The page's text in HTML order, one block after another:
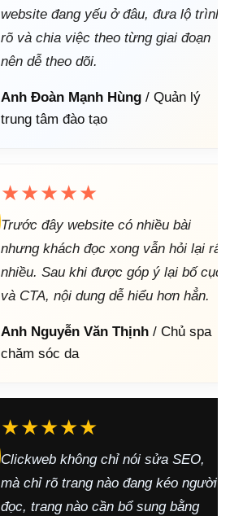
website đang yếu ở đâu, đưa lộ trình
rõ và chia việc theo từng giai đoạn
nên dễ theo dõi.
Anh Đoàn Mạnh Hùng / Quản lý
trung tâm đào tạo
★★★★★
Trước đây website có nhiều bài
nhưng khách đọc xong vẫn hỏi lại rất
nhiều. Sau khi được góp ý lại bố cục
và CTA, nội dung dễ hiểu hơn hẳn.
Anh Nguyễn Văn Thịnh / Chủ spa
chăm sóc da
★★★★★
Clickweb không chỉ nói sửa SEO,
mà chỉ rõ trang nào đang kéo người
đọc, trang nào cần bổ sung bằng